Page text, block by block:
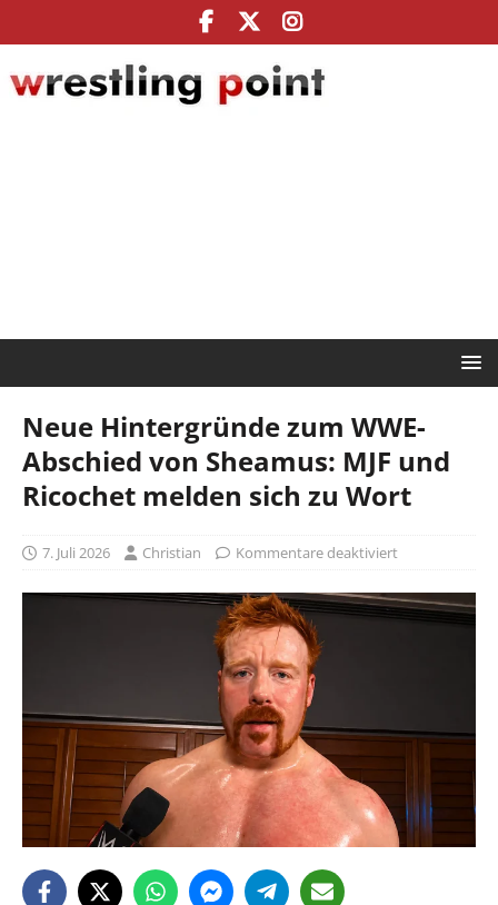
Neue Hintergründe zum WWE-
Abschied von Sheamus: MJF und
Ricochet melden sich zu Wort
7. Juli 2026 Christian Kommentare deaktiviert